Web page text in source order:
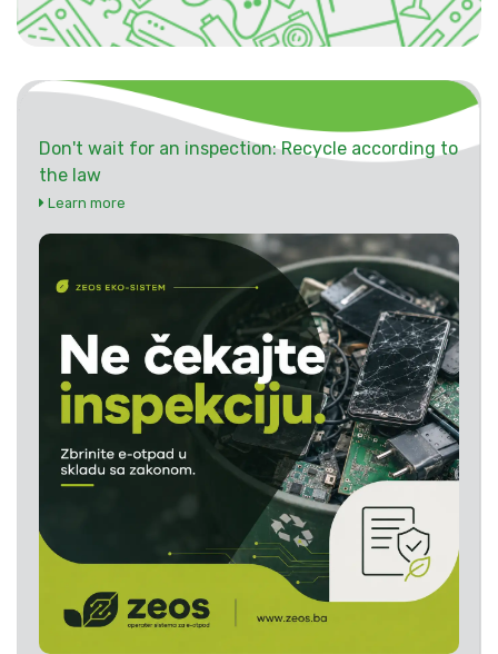
Don't wait for an inspection: Recycle according to
the law
Learn more